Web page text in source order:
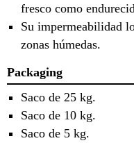
fresco como
Su impermeabilidad
zonas húmedas.
Packaging
Saco de 25 kg.
Saco de 10 kg.
Saco de 5 kg.